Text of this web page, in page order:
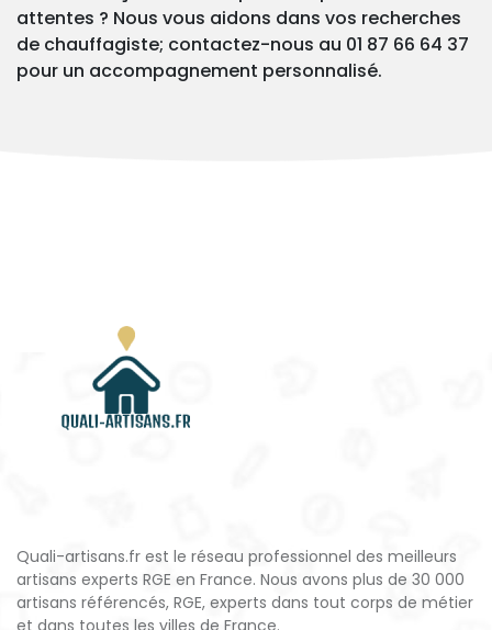
attentes ? Nous vous aidons dans vos recherches
de chauffagiste; contactez-nous au 01 87 66 64 37
pour un accompagnement personnalisé.
Quali-artisans.fr est le réseau professionnel des meilleurs
artisans experts RGE en France. Nous avons plus de 30 000
artisans référencés, RGE, experts dans tout corps de métier